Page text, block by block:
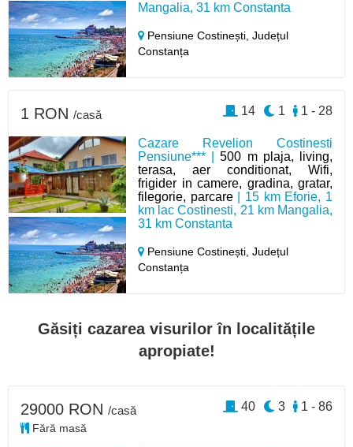
Mangalia, 31 km Constanta
Pensiune Costinești,Județul
Constanța
Cazare Revelion Costinesti
Pensiune*** |500 m plaja, living,
terasa, aer conditionat, Wifi,
frigider in camere, gradina, gratar,
filegorie, parcare| 15 km Eforie, 1
km lac Costinesti, 21 km Mangalia,
31 km Constanta
Pensiune Costinești,Județul
Constanța
1 RON /casă 1 - 28
1
14
Găsiți cazarea visurilor în localitățile
apropiate!
29000 RON /casă
Fără masă
1 - 86
3
40